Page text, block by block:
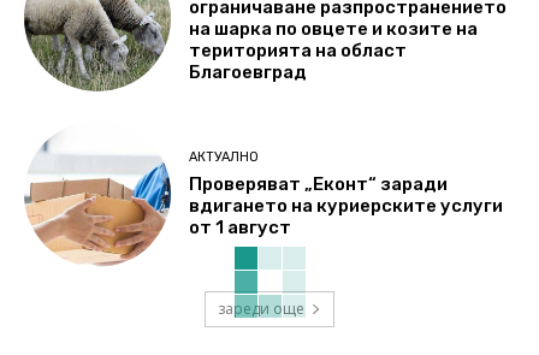
ограничаване разпространението
на шарка по овцете и козите на
територията на област
Благоевград
АКТУАЛНО
Проверяват „Еконт“ заради
вдигането на куриерските услуги
от 1 август
зареди още